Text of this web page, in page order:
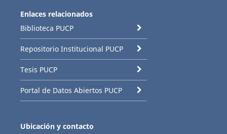
Enlaces relacionados
Biblioteca PUCP
Repositorio Institucional PUCP
Tesis PUCP
Portal de Datos Abiertos PUCP
Ubicación y contacto